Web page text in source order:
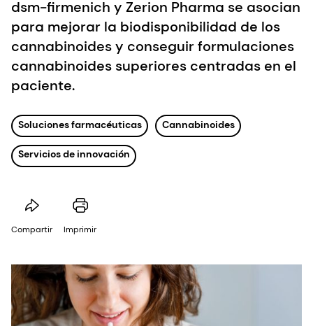
dsm-firmenich y Zerion Pharma se asocian
para mejorar la biodisponibilidad de los
cannabinoides y conseguir formulaciones
cannabinoides superiores centradas en el
paciente.
Soluciones farmacéuticas Cannabinoides
Servicios de innovación
Compartir Imprimir